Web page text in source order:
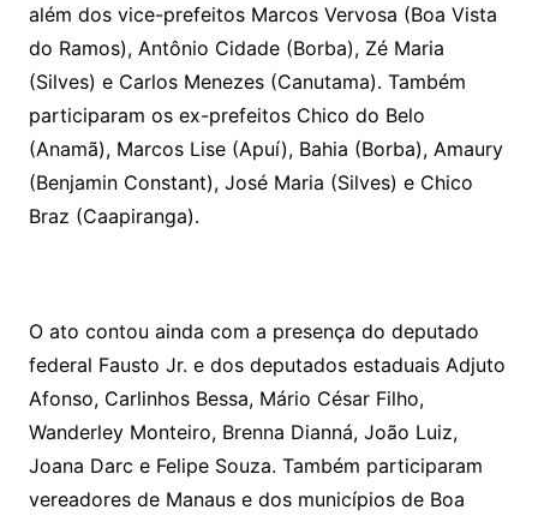
além dos vice-prefeitos Marcos Vervosa (Boa Vista
do Ramos), Antônio Cidade (Borba), Zé Maria
(Silves) e Carlos Menezes (Canutama). Também
participaram os ex-prefeitos Chico do Belo
(Anamã), Marcos Lise (Apuí), Bahia (Borba), Amaury
(Benjamin Constant), José Maria (Silves) e Chico
Braz (Caapiranga).
O ato contou ainda com a presença do deputado
federal Fausto Jr. e dos deputados estaduais Adjuto
Afonso, Carlinhos Bessa, Mário César Filho,
Wanderley Monteiro, Brenna Dianná, João Luiz,
Joana Darc e Felipe Souza. Também participaram
vereadores de Manaus e dos municípios de Boa